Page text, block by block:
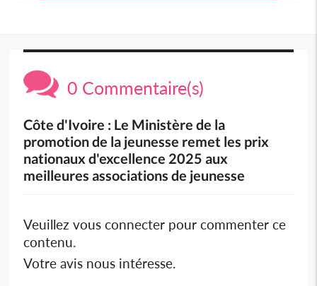
0 Commentaire(s)
Côte d'Ivoire : Le Ministère de la
promotion de la jeunesse remet les prix
nationaux d'excellence 2025 aux
meilleures associations de jeunesse
Veuillez vous connecter pour commenter ce
contenu.
Votre avis nous intéresse.